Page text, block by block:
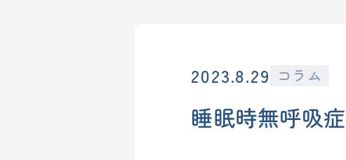
2023.8.29 コラム
睡眠時無呼吸